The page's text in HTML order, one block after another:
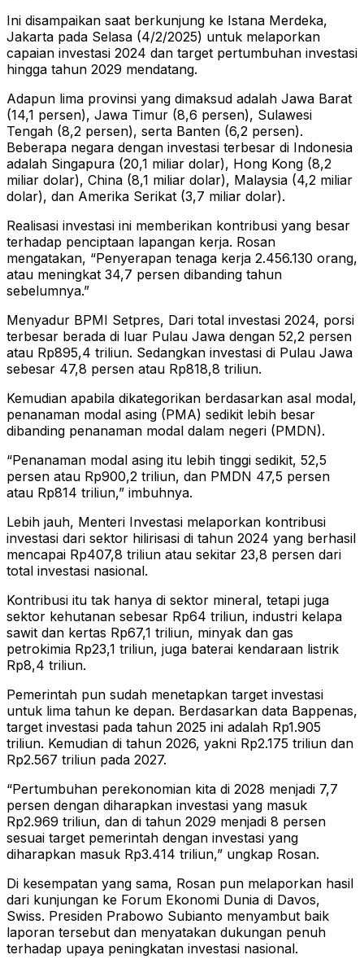
Ini disampaikan saat berkunjung ke Istana Merdeka,
Jakarta pada Selasa (4/2/2025) untuk melaporkan
capaian investasi 2024 dan target pertumbuhan investasi
hingga tahun 2029 mendatang.
Adapun lima provinsi yang dimaksud adalah Jawa Barat
(14,1 persen), Jawa Timur (8,6 persen), Sulawesi
Tengah (8,2 persen), serta Banten (6,2 persen).
Beberapa negara dengan investasi terbesar di Indonesia
adalah Singapura (20,1 miliar dolar), Hong Kong (8,2
miliar dolar), China (8,1 miliar dolar), Malaysia (4,2 miliar
dolar), dan Amerika Serikat (3,7 miliar dolar).
Realisasi investasi ini memberikan kontribusi yang besar
terhadap penciptaan lapangan kerja. Rosan
mengatakan, “Penyerapan tenaga kerja 2.456.130 orang,
atau meningkat 34,7 persen dibanding tahun
sebelumnya.”
Menyadur BPMI Setpres, Dari total investasi 2024, porsi
terbesar berada di luar Pulau Jawa dengan 52,2 persen
atau Rp895,4 triliun. Sedangkan investasi di Pulau Jawa
sebesar 47,8 persen atau Rp818,8 triliun.
Kemudian apabila dikategorikan berdasarkan asal modal,
penanaman modal asing (PMA) sedikit lebih besar
dibanding penanaman modal dalam negeri (PMDN).
“Penanaman modal asing itu lebih tinggi sedikit, 52,5
persen atau Rp900,2 triliun, dan PMDN 47,5 persen
atau Rp814 triliun,” imbuhnya.
Lebih jauh, Menteri Investasi melaporkan kontribusi
investasi dari sektor hilirisasi di tahun 2024 yang berhasil
mencapai Rp407,8 triliun atau sekitar 23,8 persen dari
total investasi nasional.
Kontribusi itu tak hanya di sektor mineral, tetapi juga
sektor kehutanan sebesar Rp64 triliun, industri kelapa
sawit dan kertas Rp67,1 triliun, minyak dan gas
petrokimia Rp23,1 triliun, juga baterai kendaraan listrik
Rp8,4 triliun.
Pemerintah pun sudah menetapkan target investasi
untuk lima tahun ke depan. Berdasarkan data Bappenas,
target investasi pada tahun 2025 ini adalah Rp1.905
triliun. Kemudian di tahun 2026, yakni Rp2.175 triliun dan
Rp2.567 triliun pada 2027.
“Pertumbuhan perekonomian kita di 2028 menjadi 7,7
persen dengan diharapkan investasi yang masuk
Rp2.969 triliun, dan di tahun 2029 menjadi 8 persen
sesuai target pemerintah dengan investasi yang
diharapkan masuk Rp3.414 triliun,” ungkap Rosan.
Di kesempatan yang sama, Rosan pun melaporkan hasil
dari kunjungan ke Forum Ekonomi Dunia di Davos,
Swiss. Presiden Prabowo Subianto menyambut baik
laporan tersebut dan menyatakan dukungan penuh
terhadap upaya peningkatan investasi nasional.